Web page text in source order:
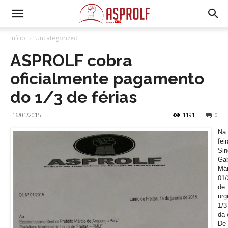
Início Uncategorized
ASPROLF cobra
oficialmente pagamento
do 1/3 de férias
16/01/2015 0
1191
de
1/
da